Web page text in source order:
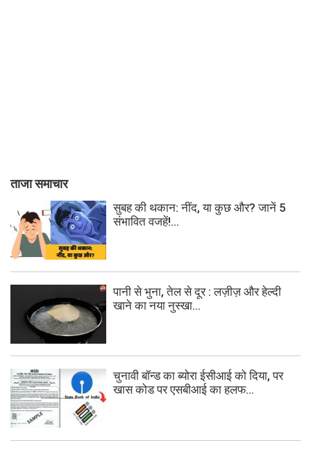
ताजा समाचार
सुबह की थकान: नींद, या कुछ और? जानें 5
संभावित वजहें!...
पानी से भुना, तेल से दूर : लज़ीज़ और हेल्दी
खाने का नया नुस्खा...
चुनावी बॉन्ड का ब्योरा ईसीआई को दिया, पर
खास कोड पर एसबीआई का हलफ...